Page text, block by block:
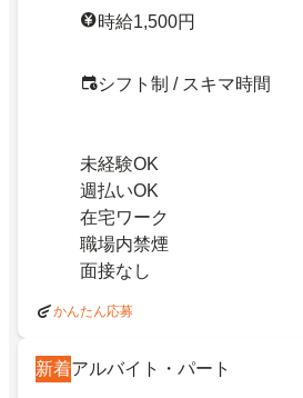
時給1,500円
シフト制 / スキマ時間
未経験OK
週払いOK
在宅ワーク
職場内禁煙
面接なし
かんたん応募
新着アルバイト・パート